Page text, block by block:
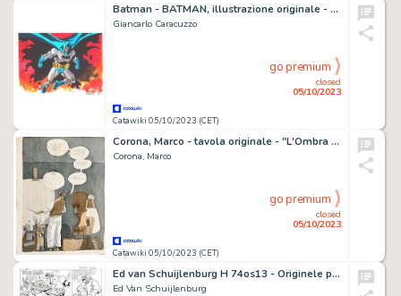
Batman - BATMAN, illustrazione originale - Page volante - EO - (2023)
Giancarlo Caracuzzo
Catawiki 05/10/2023 (CET)
closed
05/10/2023
go premium
Corona, Marco - tavola originale - "L'Ombra di Walt" n. 1
Corona, Marco
Catawiki 05/10/2023 (CET)
closed
05/10/2023
go premium
Ed van Schuijlenburg H 74os13 - Originele pagina - Broer Konijn - (1974)
Ed Van Schuijlenburg